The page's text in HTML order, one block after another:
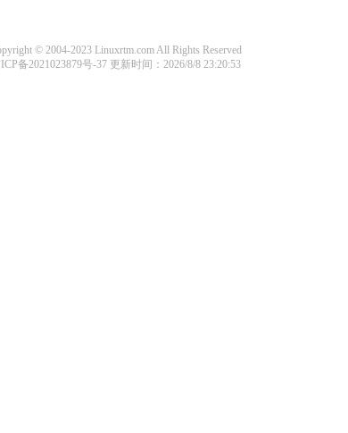
© 2004-2023 Linuxrtm.com All Rights Reserved
备2021023879号-37更新时间：2026/8/8 23:20:53